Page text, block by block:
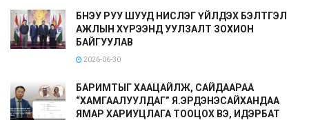
БНЭУ РУУ ШУУД НИСЛЭГ ҮЙЛДЭХ БЭЛТГЭЛ
АЖЛЫН ХҮРЭЭНД УУЛЗАЛТ ЗОХИОН
БАЙГУУЛАВ
2026-06-30
БАРИМТЫГ ХААЦАЙЛЖ, САЙДААРАА
“ХАМГААЛУУЛДАГ” Я.ЭРДЭНЭСАЙХАНДАА
ЯМАР ХАРИУЦЛАГА ТООЦОХ ВЭ, ИДЭРБАТ